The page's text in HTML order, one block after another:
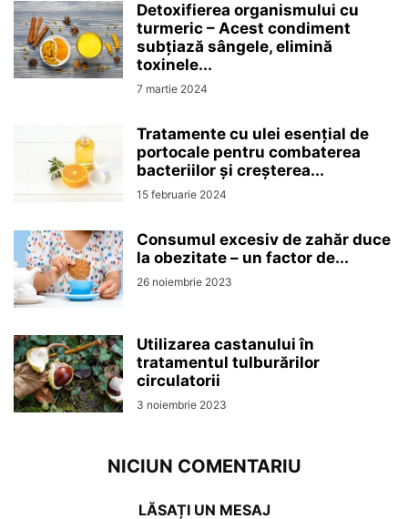
Detoxifierea organismului cu
turmeric – Acest condiment
subțiază sângele, elimină
toxinele...
7 martie 2024
Tratamente cu ulei esențial de
portocale pentru combaterea
bacteriilor și creșterea...
15 februarie 2024
Consumul excesiv de zahăr duce
la obezitate – un factor de...
26 noiembrie 2023
Utilizarea castanului în
tratamentul tulburărilor
circulatorii
3 noiembrie 2023
NICIUN COMENTARIU
LĂSAȚI UN MESAJ